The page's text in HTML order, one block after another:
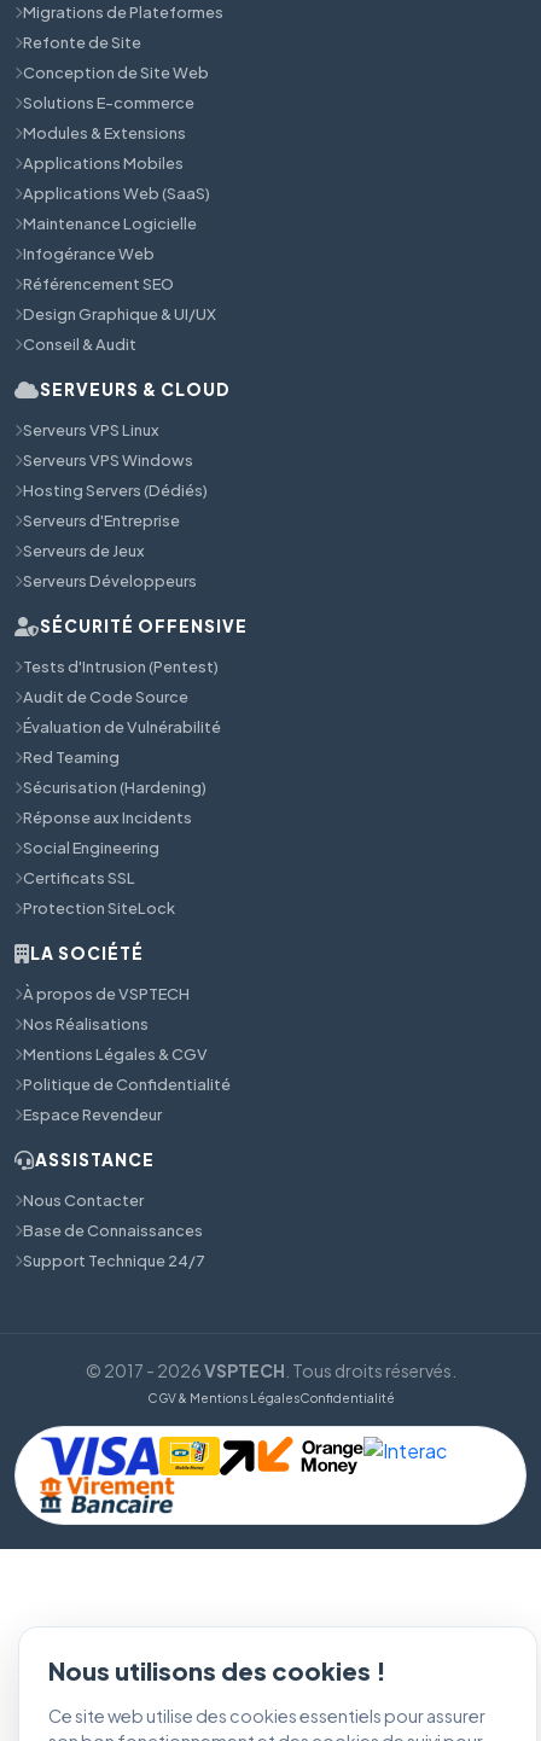
Migrations de Plateformes
Refonte de Site
Conception de Site Web
Solutions E-commerce
Modules & Extensions
Applications Mobiles
Applications Web (SaaS)
Maintenance Logicielle
Infogérance Web
Référencement SEO
Design Graphique & UI/UX
Conseil & Audit
SERVEURS & CLOUD
Serveurs VPS Linux
Serveurs VPS Windows
Hosting Servers (Dédiés)
Serveurs d'Entreprise
Serveurs de Jeux
Serveurs Développeurs
SÉCURITÉ OFFENSIVE
Tests d'Intrusion (Pentest)
Audit de Code Source
Évaluation de Vulnérabilité
Red Teaming
Sécurisation (Hardening)
Réponse aux Incidents
Social Engineering
Certificats SSL
Protection SiteLock
LA SOCIÉTÉ
À propos de VSPTECH
Nos Réalisations
Mentions Légales & CGV
Politique de Confidentialité
Espace Revendeur
ASSISTANCE
Nous Contacter
Base de Connaissances
Support Technique 24/7
© 2017 - 2026VSPTECH . Tous droits réservés.
CGV & Mentions LégalesConfidentialité
Nous utilisons des cookies !
Ce site web utilise des cookies essentiels pour assurer